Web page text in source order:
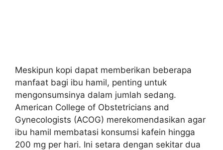
Meskipun kopi dapat memberikan beberapa
manfaat bagi ibu hamil, penting untuk
mengonsumsinya dalam jumlah sedang.
American College of Obstetricians and
Gynecologists (ACOG) merekomendasikan agar
ibu hamil membatasi konsumsi kafein hingga
200 mg per hari. Ini setara dengan sekitar dua